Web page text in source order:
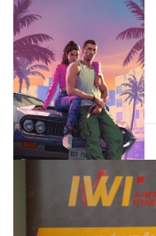
Forbes-sztori